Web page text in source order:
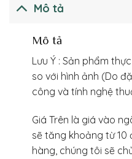
Mô tả
Mô tả
Lưu Ý : Sản phẩm
so với hình ảnh (Do
công và tính nghệ
Giá Trên là giá vào
sẽ tăng khoảng từ 10
hàng, chúng tôi sẽ